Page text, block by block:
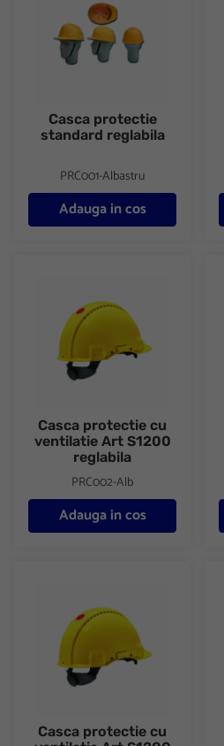
Casca protectie
standard reglabila
PRC001-Albastru
Adauga in cos
Casca protectie cu
ventilatie Art S1200
reglabila
PRC002-Alb
Adauga in cos
Casca protectie cu